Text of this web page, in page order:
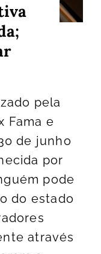
pela
Fama e
de junho
por
pode
do estado
através